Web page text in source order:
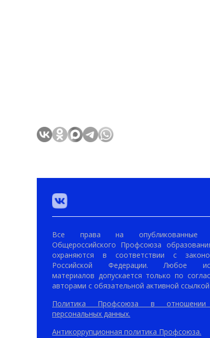
Все права на опубликованные
Общероссийского Профсоюза
охраняются в соответствии с
Российской Федерации. Любое
материалов допускается только по
авторами с обязательной активной
Политика Профсоюза в отношении
персональных данных.
Антикоррупционная политика Профсоюза.